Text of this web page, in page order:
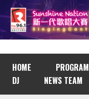
HOME PROGRAM
DJ
NEWS TEAM